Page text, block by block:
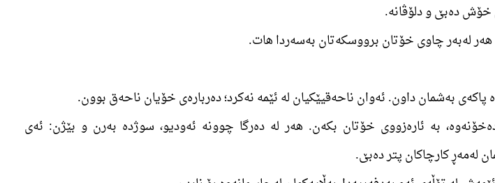
خۆش دەبێ و دلۆڤانە.
بە ئارەزووی خۆتان بکەن. ھەر لە دەرگا چوونە ئەودیو، سوژدە بەرن و بێژن: ئەی
لەمەڕ کارچاکان پتر دەبێ.